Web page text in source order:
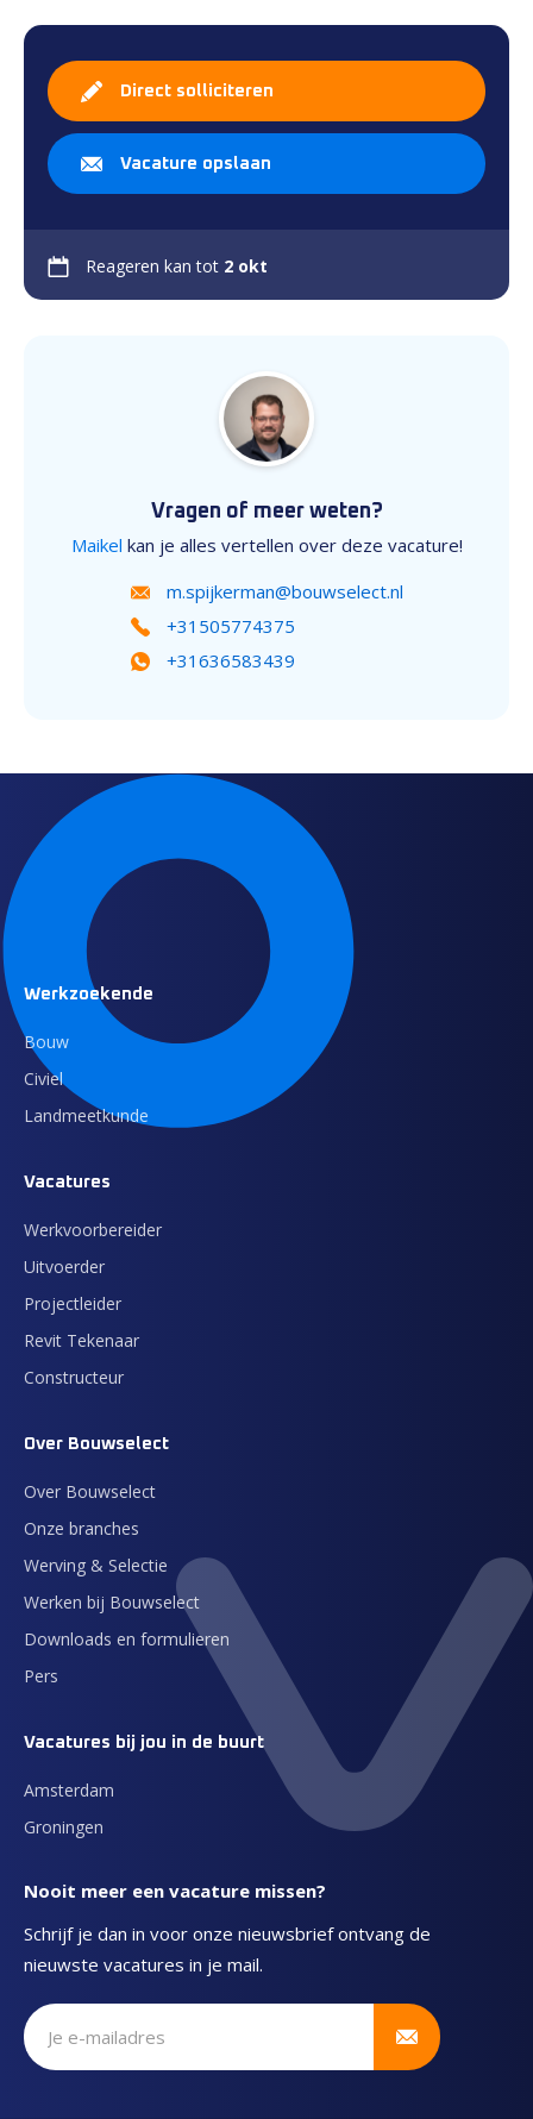
Direct solliciteren
Vacature opslaan
Reageren kan tot 2 okt
Vragen of meer weten?
Maikel kan je alles vertellen over deze vacature!
m.spijkerman@bouwselect.nl
+31505774375
+31636583439
Werkzoekende
Bouw
Civiel
Landmeetkunde
Vacatures
Werkvoorbereider
Uitvoerder
Projectleider
Revit Tekenaar
Constructeur
Over Bouwselect
Over Bouwselect
Onze branches
Werving & Selectie
Werken bij Bouwselect
Downloads en formulieren
Pers
Vacatures bij jou in de buurt
Amsterdam
Groningen
Nooit meer een vacature missen?
Schrijf je dan in voor onze nieuwsbrief ontvang de
nieuwste vacatures in je mail.
Schrijf je in voor onze nieuwsbrief